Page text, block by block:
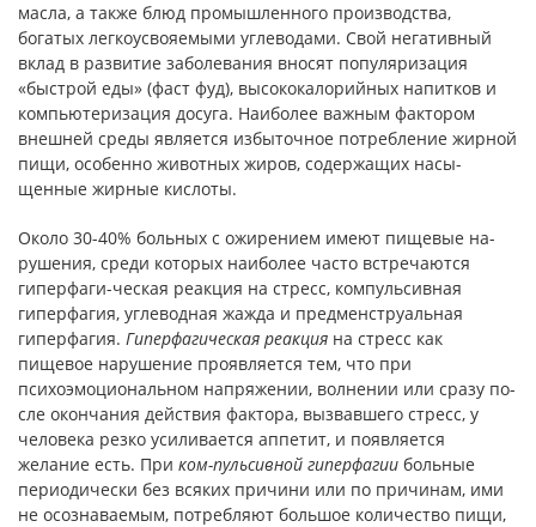
масла, а также блюд промышленного производства,
богатых легкоусво­яемыми углеводами. Свой негативный
вклад в развитие заболе­вания вносят популяризация
«быстрой еды» (фаст фуд), высоко­калорийных напитков и
компьютеризация досуга. Наиболее важ­ным фактором
внешней среды является избыточное потребление жирной
пищи, особенно животных жиров, содержащих насы­
щенные жирные кислоты.
Около 30-40% больных с ожирением имеют пищевые на­
рушения, среди которых наиболее часто встречаются
гиперфаги-ческая реакция на стресс, компульсивная
гиперфагия, углевод­ная жажда и предменструальная
гиперфагия. Гиперфагическая реакция на стресс как
пищевое нарушение проявляется тем, что при
психоэмоциональном напряжении, волнении или сразу по­
сле окончания действия фактора, вызвавшего стресс, у
человека резко усиливается аппетит, и появляется
желание есть. При ком-пульсивной гиперфагии больные
периодически без всяких причи­ни или по причинам, ими
не осознаваемым, потребляют большое количество пищи,